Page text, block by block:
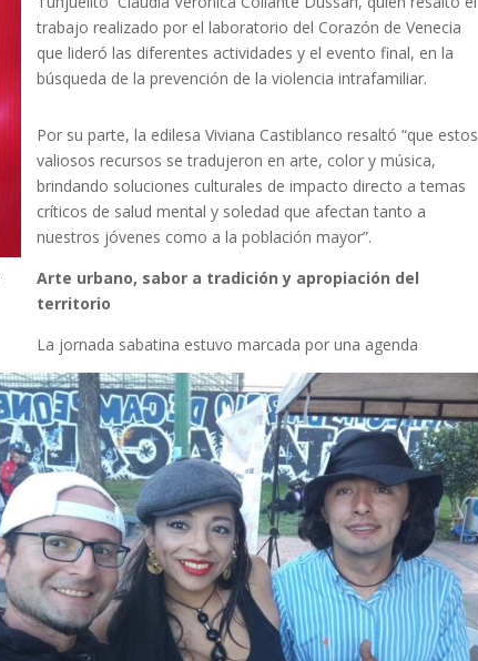
trabajo realizado por el laboratorio del Corazón de Venecia
que lideró las diferentes actividades y el evento final, en la
búsqueda de la prevención de la violencia intrafamiliar.
Por su parte, la edilesa Viviana Castiblanco resaltó “que estos
valiosos recursos se tradujeron en arte, color y música,
brindando soluciones culturales de impacto directo a temas
críticos de salud mental y soledad que afectan tanto a
nuestros jóvenes como a la población mayor”.
Arte urbano, sabor a tradición y apropiación del
territorio
La jornada sabatina estuvo marcada por una agenda